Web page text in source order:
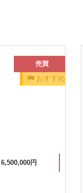
おすすめ
売買
6,500,000円